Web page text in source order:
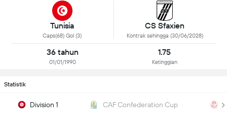
Tunisia
Caps(68) Gol (3)
CS Sfaxien
Kontrak sehingga (30/06/2028)
36 tahun
01/01/1990
1.75
Ketinggian
Statistik
Division 1 CAF Confederation Cup